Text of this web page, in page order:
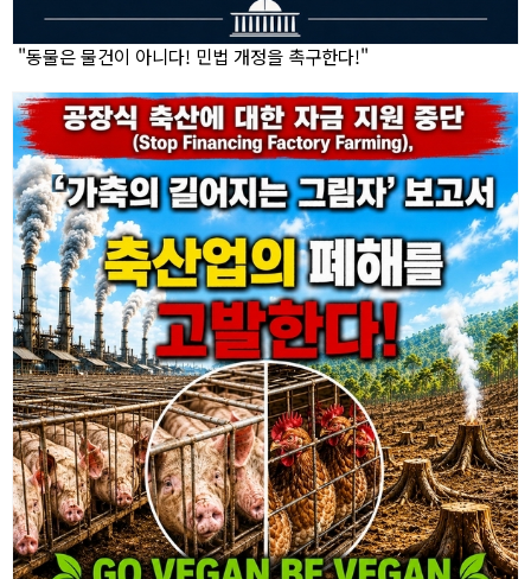
"동물은 물건이 아니다! 민법 개정을 촉구한다!"